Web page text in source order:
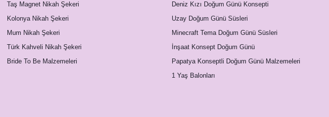
Taş Magnet Nikah Şekeri
Kolonya Nikah Şekeri
Mum Nikah Şekeri
Türk Kahveli Nikah Şekeri
Bride To Be Malzemeleri
Deniz Kızı Doğum Günü Konsepti
Uzay Doğum Günü Süsleri
Minecraft Tema Doğum Günü Süsleri
İnşaat Konsept Doğum Günü
Papatya Konseptli Doğum Günü Malzemeleri
1 Yaş Balonları